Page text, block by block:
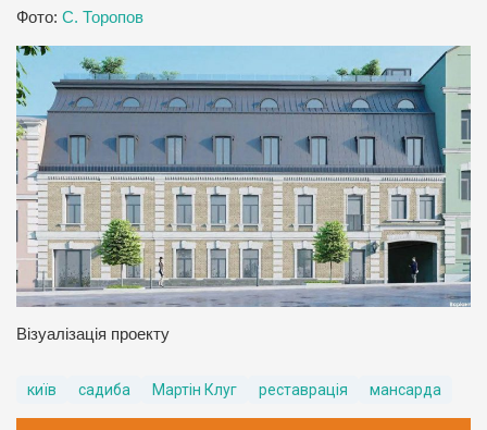
Фото: С. Торопов
Візуалізація проекту
київ садиба Мартін Клуг реставрація мансарда